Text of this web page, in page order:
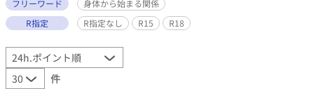
フリーワード
身体から始まる関係
R指定
R指定なし R15 R18
件